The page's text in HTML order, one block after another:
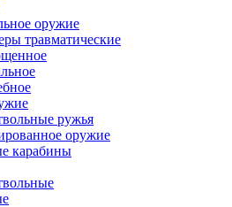
оружие
травматические
ружья
оружие
карабины